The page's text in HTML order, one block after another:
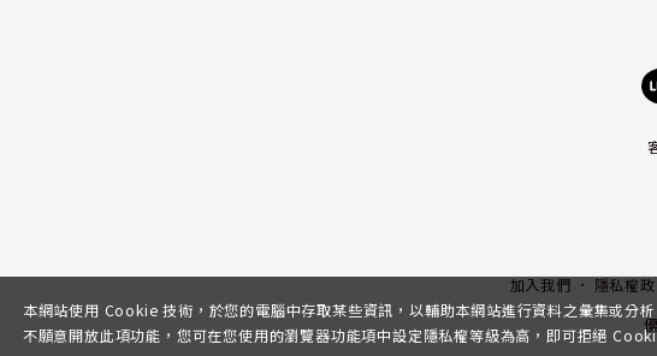
加入我們 隱私權
本網站使用 Cookie 技術，於您的電腦中存取某些資訊，以輔助本網站進行資料之彙集或
不願意開放此項功能，您可在您使用的瀏覽器功能項中設定隱私權等級為高，即可拒絕